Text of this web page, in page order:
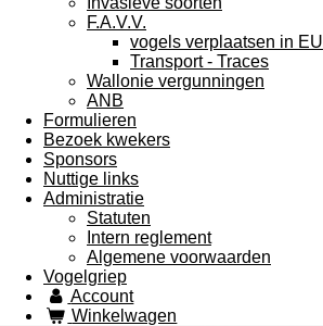
F.A.V.V.
vogels verplaatsen in EU
Transport - Traces
Wallonie vergunningen
ANB
Formulieren
Bezoek kwekers
Sponsors
Nuttige links
Administratie
Statuten
Intern reglement
Algemene voorwaarden
Vogelgriep
Account
Winkelwagen